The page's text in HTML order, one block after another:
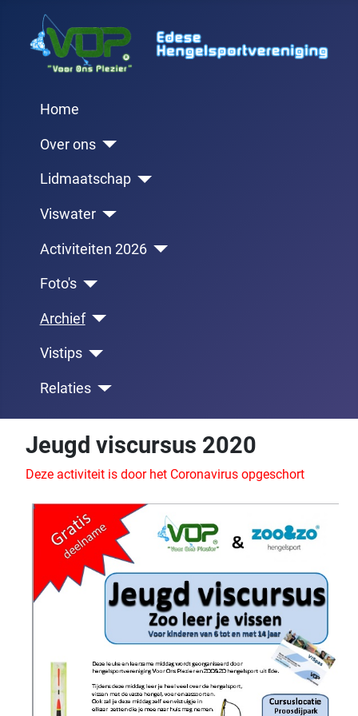
Home
Over ons
Lidmaatschap
Viswater
Activiteiten 2026
Foto's
Archief
Vistips
Relaties
Jeugd viscursus 2020
Deze activiteit is door het Coronavirus opgeschort